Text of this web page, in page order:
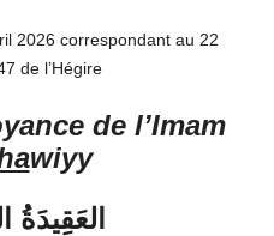
2026 correspondant au 22
de l’Hégire
de l’Imam
wiyy
العَقِيدَةُ